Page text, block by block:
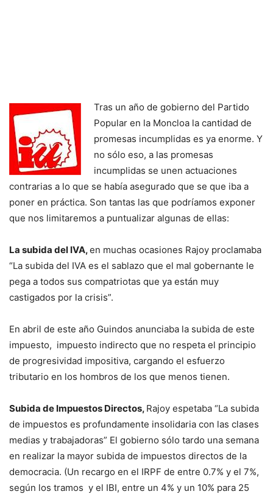
Tras un año de gobierno del Partido
Popular en la Moncloa la cantidad de
promesas incumplidas es ya enorme. Y
no sólo eso, a las promesas
incumplidas se unen actuaciones
contrarias a lo que se había asegurado que se que iba a
poner en práctica. Son tantas las que podríamos exponer
que nos limitaremos a puntualizar algunas de ellas:
La subida del IVA,en muchas ocasiones Rajoy proclamaba
“La subida del IVA es el sablazo que el mal gobernante le
pega a todos sus compatriotas que ya están muy
castigados por la crisis”.
En abril de este año Guindos anunciaba la subida de este
impuesto, impuesto indirecto que no respeta el principio
de progresividad impositiva, cargando el esfuerzo
tributario en los hombros de los que menos tienen.
Subida de Impuestos Directos, Rajoy espetaba “La subida
de impuestos es profundamente insolidaria con las clases
medias y trabajadoras” El gobierno sólo tardo una semana
en realizar la mayor subida de impuestos directos de la
democracia. (Un recargo en el IRPF de entre 0.7% y el 7%,
según los tramos y el IBI, entre un 4% y un 10% para 25